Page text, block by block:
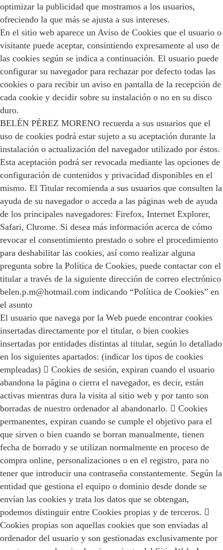
optimizar la publicidad que mostramos a los usuarios,
ofreciendo la que más se ajusta a sus intereses.
En el sitio web aparece un Aviso de Cookies que el usuario o
visitante puede aceptar, consintiendo expresamente al uso de
las cookies según se indica a continuación. El usuario puede
configurar su navegador para rechazar por defecto todas las
cookies o para recibir un aviso en pantalla de la recepción de
cada cookie y decidir sobre su instalación o no en su disco
duro.
BELÉN PÉREZ MORENO recuerda a sus usuarios que el
uso de cookies podrá estar sujeto a su aceptación durante la
instalación o actualización del navegador utilizado por éstos.
Esta aceptación podrá ser revocada mediante las opciones de
configuración de contenidos y privacidad disponibles en el
mismo. El Titular recomienda a sus usuarios que consulten la
ayuda de su navegador o acceda a las páginas web de ayuda
de los principales navegadores: Firefox, Internet Explorer,
Safari, Chrome. Si desea más información acerca de cómo
revocar el consentimiento prestado o sobre el procedimiento
para deshabilitar las cookies, así como realizar alguna
pregunta sobre la Política de Cookies, puede contactar con el
titular a través de la siguiente dirección de correo electrónico
belen.p.m@hotmail.com indicando “Política de Cookies” en
el asunto
El usuario que navega por la Web puede encontrar cookies
insertadas directamente por el titular, o bien cookies
insertadas por entidades distintas al titular, según lo detallado
en los siguientes apartados: (indicar los tipos de cookies
empleadas)  Cookies de sesión, expiran cuando el usuario
abandona la página o cierra el navegador, es decir, están
activas mientras dura la visita al sitio web y por tanto son
borradas de nuestro ordenador al abandonarlo.  Cookies
permanentes, expiran cuando se cumple el objetivo para el
que sirven o bien cuando se borran manualmente, tienen
fecha de borrado y se utilizan normalmente en proceso de
compra online, personalizaciones o en el registro, para no
tener que introducir una contraseña constantemente. Según la
entidad que gestiona el equipo o dominio desde donde se
envían las cookies y trata los datos que se obtengan,
podemos distinguir entre Cookies propias y de terceros. 
Cookies propias son aquellas cookies que son enviadas al
ordenador del usuario y son gestionadas exclusivamente por